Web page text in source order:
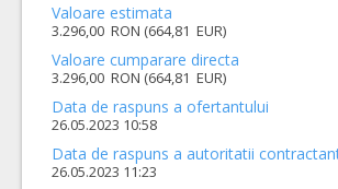
Valoare estimata
3.296,00 RON (664,81 EUR)
Valoare cumparare directa
3.296,00 RON (664,81 EUR)
Data de raspuns a ofertantului
26.05.2023 10:58
Data de raspuns a autoritatii
26.05.2023 11:23